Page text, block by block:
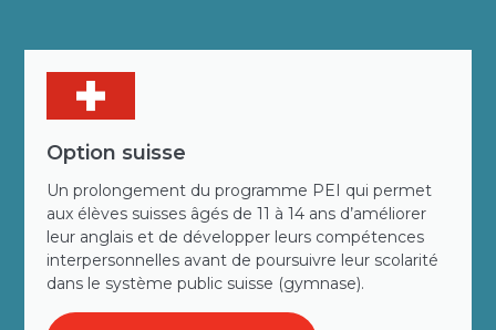
Option suisse
Un prolongement du programme PEI qui permet
aux élèves suisses âgés de 11 à 14 ans d’améliorer
leur anglais et de développer leurs compétences
interpersonnelles avant de poursuivre leur scolarité
dans le système public suisse (gymnase).